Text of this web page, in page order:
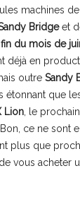
machines
Bridgeet
du mois de
déjà en
outre Sandy
étonnant que
Lion , le
ce ne sont
plus que
vous acheter